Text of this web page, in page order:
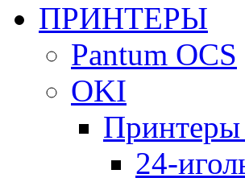
ПРИНТЕРЫ
Pantum OCS
OKI
24-